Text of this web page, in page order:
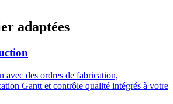
adaptées
avec des ordres de fabrication,
Gantt et contrôle qualité intégrés à votre